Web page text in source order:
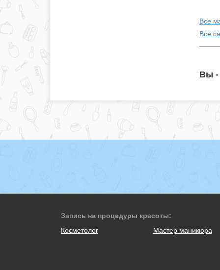
Все
Все
Вы -
Запись на процедуры красоты:
Косметолог
Мастер маникюра